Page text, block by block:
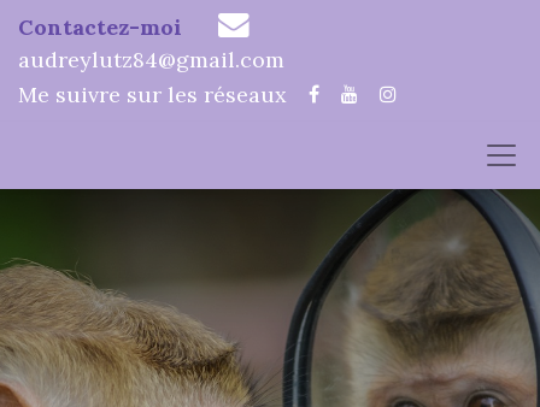
Contactez-moi
audreylutz84@gmail.com
Me suivre sur les réseaux